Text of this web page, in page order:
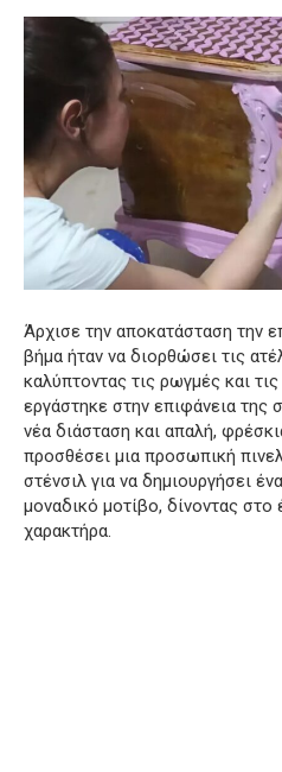
Άρχισε την αποκατάσταση την
βήμα ήταν να διορθώσει τις
καλύπτοντας τις ρωγμές και
εργάστηκε στην επιφάνεια της
νέα διάσταση και απαλή,
προσθέσει μια προσωπική
στένσιλ για να δημιουργήσει
μοναδικό μοτίβο, δίνοντας
χαρακτήρα.